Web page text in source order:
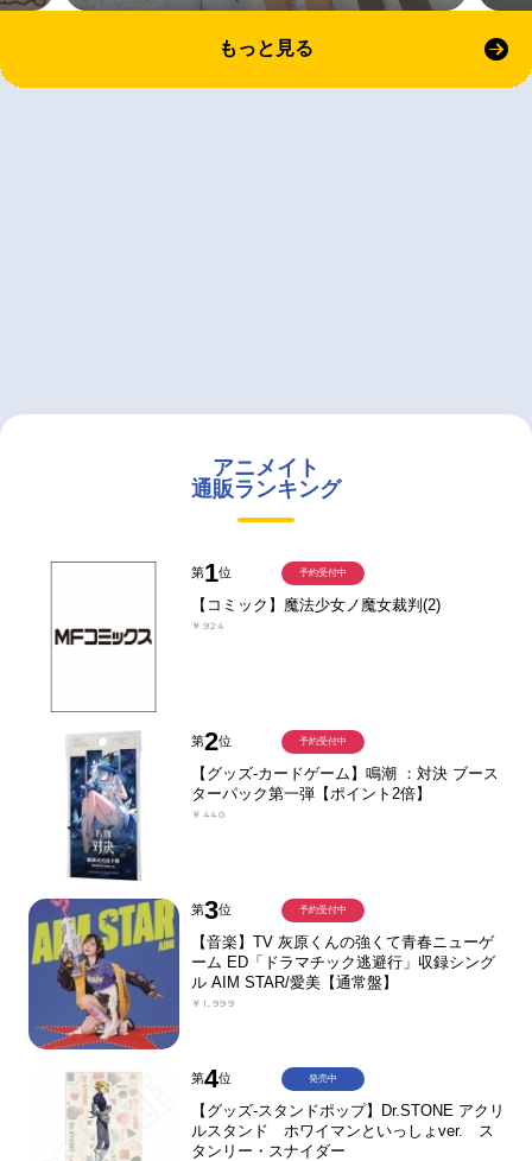
もっと見る
アニメイト
通販ランキング
第1位
【コミック】魔法少女ノ魔女裁判(2)
￥924
予約受付中
第2位
【グッズ-カードゲーム】鳴潮 ：対決 ブース
ターパック第一弾【ポイント2倍】
￥440
予約受付中
第3位
【音楽】TV 灰原くんの強くて青春ニューゲ
ーム ED「ドラマチック逃避行」収録シング
ル AIM STAR/愛美【通常盤】
￥1,999
予約受付中
第4位
【グッズ-スタンドポップ】Dr.STONE アクリ
ルスタンド ホワイマンといっしょver. ス
タンリー・スナイダー
発売中